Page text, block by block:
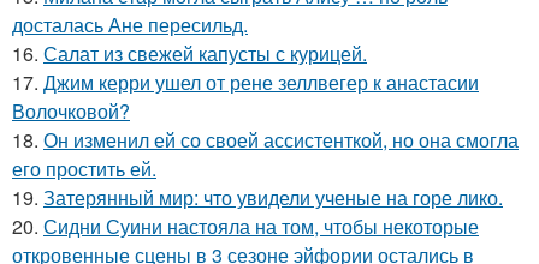
досталась Ане пересильд.
16. Салат из свежей капусты с курицей.
17. Джим керри ушел от рене зеллвегер к анастасии
Волочковой?
18. Он изменил ей со своей ассистенткой, но она смогла
его простить ей.
19. Затерянный мир: что увидели ученые на горе лико.
20. Сидни Суини настояла на том, чтобы некоторые
откровенные сцены в 3 сезоне эйфории остались в